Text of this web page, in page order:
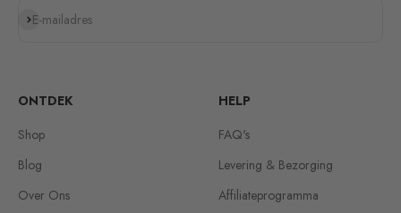
E-mailadres
Abonneren
ONTDEK
Shop
Blog
Over Ons
HELP
FAQ's
Levering & Bezorging
Affiliateprogramma